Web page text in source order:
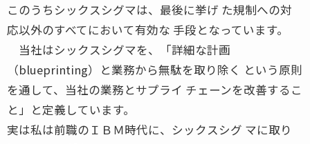
このうちシックスシグマは、最後に挙げ た規制への対
応以外のすべてにおいて有効な 手段となっています。
当社はシックスシグマを、「詳細な計画
（blueprinting）と業務から無駄を取り除く という原則
を通して、当社の業務とサプライ チェーンを改善するこ
と」と定義しています。
実は私は前職のＩＢＭ時代に、シックスシグ マに取り